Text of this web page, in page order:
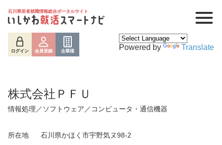
石川県若者就職情報総合ポータルサイト
ログイン 会員登録 企業様 Powered by Translate
株式会社ＰＦＵ
情報処理／ソフトウェア／コンピュータ・通信機器
所在地
石川県かほく市宇野気ヌ98-2